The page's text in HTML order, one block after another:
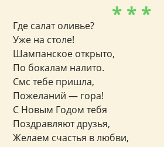
* * *
Где салат оливье?
Уже на столе!
Шампанское открыто,
По бокалам налито.
Смс тебе пришла,
Пожеланий — гора!
С Новым Годом тебя
Поздравляют друзья,
Желаем счастья в любви,